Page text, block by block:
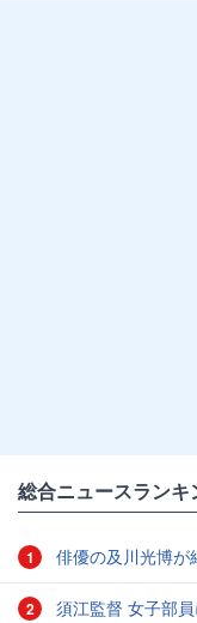
総合ニュースランキ
1 俳優の及川光博が
2 須江監督 女子部